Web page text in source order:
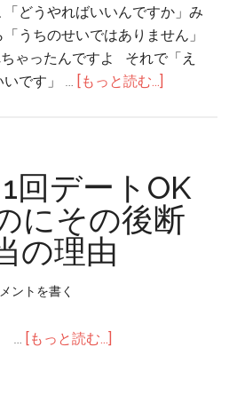
どうやればいいんですか」み
うちのせいではありません」
ゃったんですよ それで「え
いです」 … [もっと読む...]
回デートOK
にその後断
の理由
ントを書く
… [もっと読む...]